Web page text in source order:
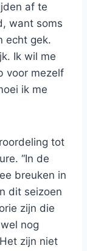
af te
want soms
echt gek.
Ik wil me
voor mezelf
ik me
tot
“In de
breuken in
dit seizoen
zijn die
nog
zijn niet